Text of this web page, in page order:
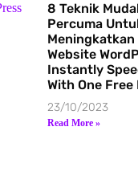
8 Teknik
Percuma
Meningkatkan
Website
Instantly
With One Free
23/10/2023
Read More »